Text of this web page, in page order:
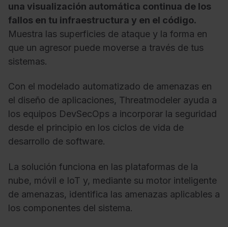
una visualización automática continua de los
fallos en tu infraestructura y en el código.
Muestra las superficies de ataque y la forma en
que un agresor puede moverse a través de tus
sistemas.
Con el modelado automatizado de amenazas en
el diseño de aplicaciones, Threatmodeler ayuda a
los equipos DevSecOps a incorporar la seguridad
desde el principio en los ciclos de vida de
desarrollo de software.
La solución funciona en las plataformas de la
nube, móvil e IoT y, mediante su motor inteligente
de amenazas, identifica las amenazas aplicables a
los componentes del sistema.